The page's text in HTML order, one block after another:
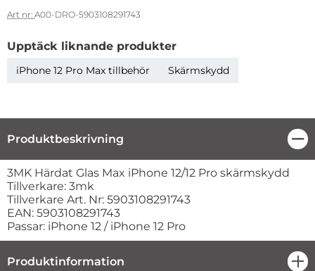
Art nr: A00-DRO-5903108291743
Upptäck liknande produkter
iPhone 12 Pro Max tillbehör Skärmskydd
Produktbeskrivning
Produktbeskrivning
3MK Härdat Glas Max iPhone 12/12 Pro skärmskydd
Tillverkare: 3mk
Tillverkare Art. Nr: 5903108291743
EAN: 5903108291743
Passar: iPhone 12 / iPhone 12 Pro
Produktinformation